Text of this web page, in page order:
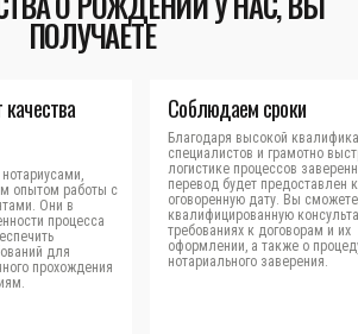
ПОЛУЧАЕТЕ
опытом работы с
Они в
процесса
для
прохождения
Соблюдаем сроки
Благодаря высокой
специалистов и грамотно
логистике процессов
перевод будет предоставлен
оговоренную дату. Вы
квалифицированную
требованиях к договорам и их
оформлении, а также о
нотариального заверения.